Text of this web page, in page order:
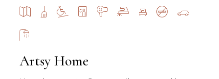
Artsy Home